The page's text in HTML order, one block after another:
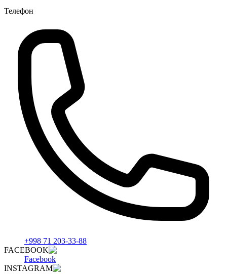
Телефон
+998 71 203-33-88
FACEBOOK
Facebook
INSTAGRAM